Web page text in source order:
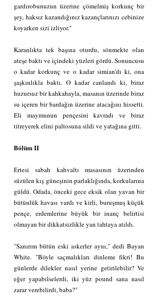
gardırobunuzun üzerine çömelmiş korkunç bir
şey, haksız kazandığınız kazançlarınızı cebinize
koyarken sizi izliyor."
Karanlıkta tek başına oturdu, sönmekte olan
ateşe baktı ve içindeki yüzleri gördü. Sonuncusu
o kadar korkunç ve o kadar simian'dı ki, ona
şaşkınlıkla baktı. O kadar canlandı ki, biraz
huzursuz bir kahkahayla, masanın üzerinde biraz
su içeren bir bardağın üzerine atacağını hissetti.
Eli maymunun pençesini kavradı ve biraz
titreyerek elini paltosuna sildi ve yatağına gitti.
Bölüm II
Ertesi sabah kahvaltı masasının üzerinden
süzülen kış güneşinin parlaklığında, korkularına
güldü. Odada, önceki gece eksik olan yavan bir
bütünlük havası vardı ve kirli, buruşmuş küçük
pençe, erdemlerine büyük bir inanç belirtisi
olmayan bir dikkatsizlikle yan tahtaya atıldı.
"Sanırım bütün eski askerler aynı," dedi Bayan
White. "Böyle saçmalıkları dinleme fikri! Bu
günlerde dilekler nasıl yerine getirilebilir? Ve
eğer yapabilselerdi, iki yüz pound sana nasıl
zarar verebilirdi, baba?"